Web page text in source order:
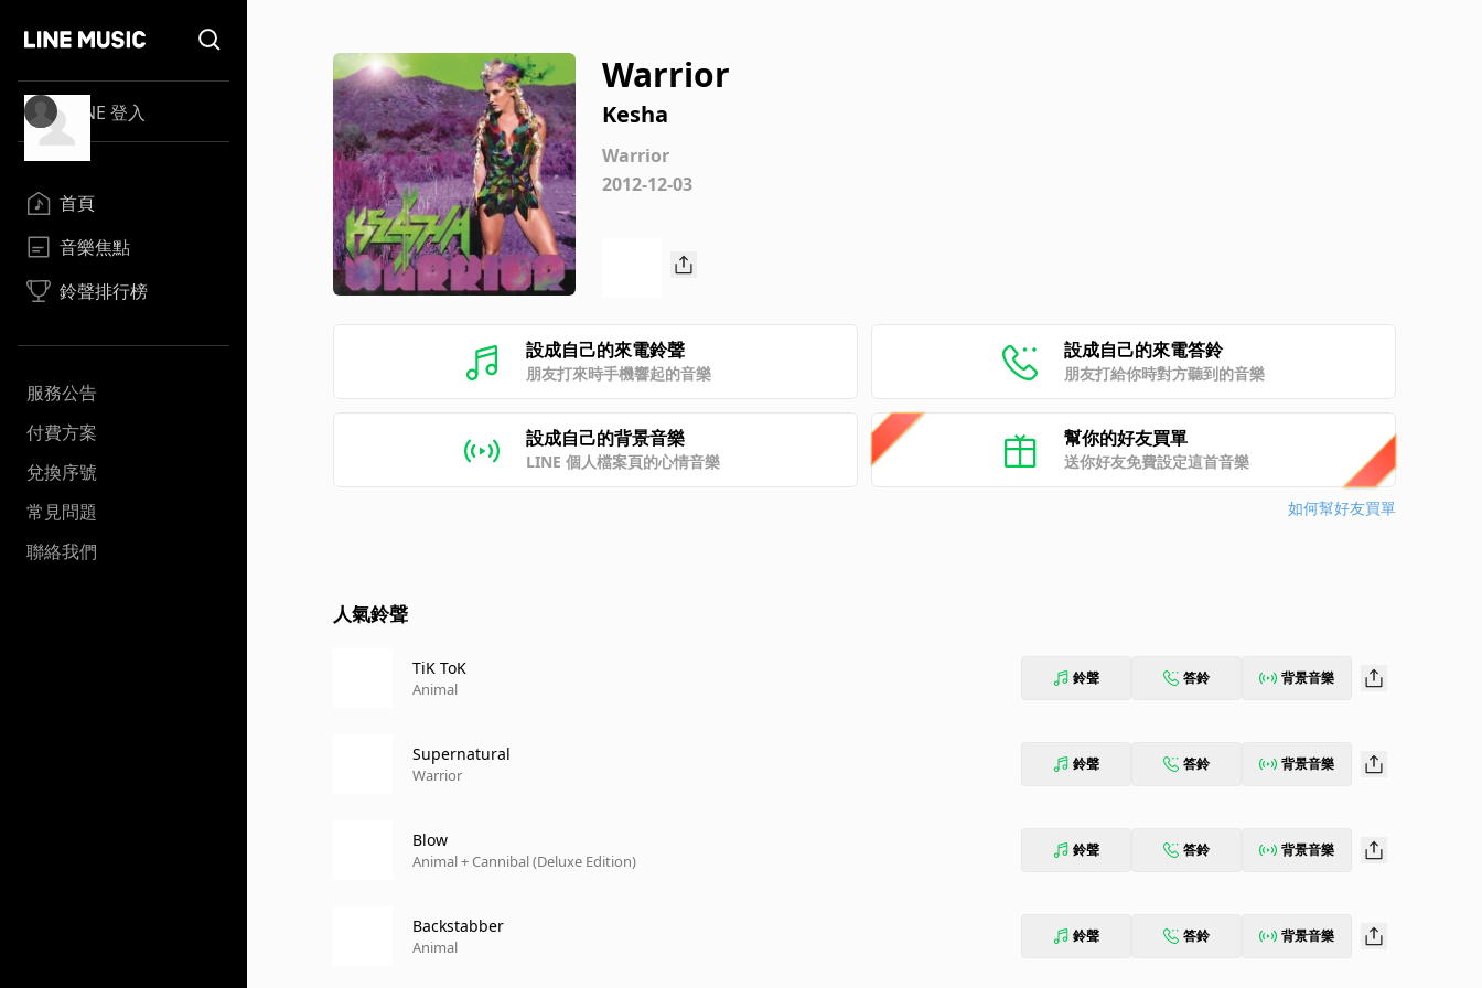
LINE 登入
首頁
音樂焦點
鈴聲排行榜
服務公告
付費方案
兌換序號
常見問題
聯絡我們
Warrior
Kesha
Warrior
2012-12-03
設成自己的來電鈴聲
朋友打來時手機響起的音樂
設成自己的來電答鈴
朋友打給你時對方聽到的音樂
設成自己的背景音樂
LINE 個人檔案頁的心情音樂
幫你的好友買單
送你好友免費設定這首音樂
如何幫好友買單
人氣鈴聲
TiK ToK
Animal
鈴聲 答鈴 背景音樂
Supernatural
Warrior
鈴聲 答鈴 背景音樂
Blow
Animal + Cannibal (Deluxe Edition)
鈴聲 答鈴 背景音樂
Backstabber
Animal
鈴聲 答鈴 背景音樂